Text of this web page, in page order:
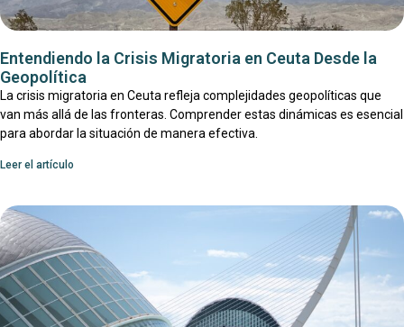
Entendiendo la Crisis Migratoria en Ceuta Desde la
Geopolítica
La crisis migratoria en Ceuta refleja complejidades geopolíticas que
van más allá de las fronteras. Comprender estas dinámicas es esencial
para abordar la situación de manera efectiva.
Leer el artículo